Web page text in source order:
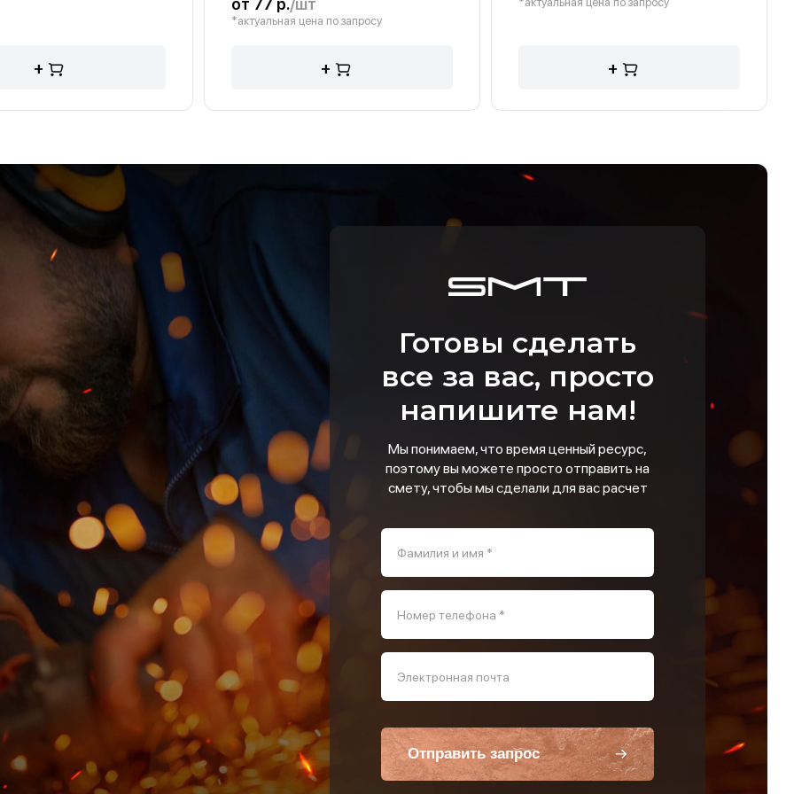
+
от 77 р./шт
*актуальная цена по запросу
+ +
Готовы сделать
все за вас, просто
напишите нам!
Мы понимаем, что время ценный ресурс,
поэтому вы можете просто отправить на
смету, чтобы мы сделали для вас расчет
Фамилия и имя *
Номер телефона *
Электронная почта
Отправить запрос